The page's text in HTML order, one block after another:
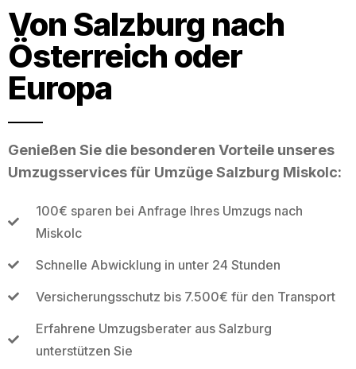
Von Salzburg nach
Österreich oder
Europa
Genießen Sie die besonderen Vorteile unseres
Umzugsservices für Umzüge Salzburg Miskolc:
100€ sparen bei Anfrage Ihres Umzugs nach
Miskolc
Schnelle Abwicklung in unter 24 Stunden
Versicherungsschutz bis 7.500€ für den Transport
Erfahrene Umzugsberater aus Salzburg
unterstützen Sie